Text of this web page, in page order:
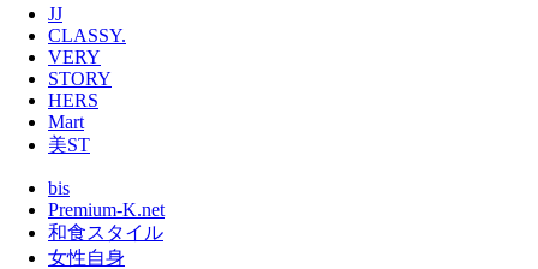
JJ
CLASSY.
VERY
STORY
HERS
Mart
美ST
bis
Premium-K.net
和食スタイル
女性自身